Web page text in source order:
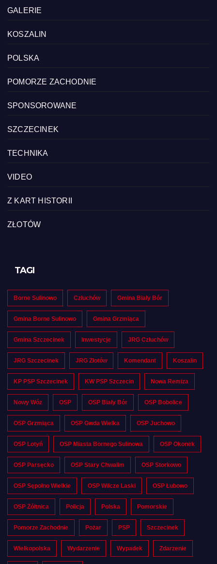
GALERIE
KOSZALIN
POLSKA
POMORZE ZACHODNIE
SPONSOROWANE
SZCZECINEK
TECHNIKA
VIDEO
Z KART HISTORII
ZŁOTÓW
TAGI
Borne Sulinowo Człuchów Gmina Biały Bór
Gmina Borne Sulinowo Gmina Grzmiąca
Gmina Szczecinek Inwestycje JRG Człuchów
JRG Szczecinek JRG Złotów Komendant Koszalin
KP PSP Szczecinek KW PSP Szczecin Nowa Remiza
Nowy Wóz OSP OSP Biały Bór OSP Bobolice
OSP Grzmiąca OSP Gwda Wielka OSP Juchowo
OSP Lotyń OSP Miasta Bornego Sulinowa OSP Okonek
OSP Parsęcko OSP Stary Chwalim OSP Storkowo
OSP Sępolno Wielkie OSP Wilcze Laski OSP Łubowo
OSP Żółtnica Policja Polska Pomorskie
Pomorze Zachodnie Pożar PSP Szczecinek
Wielkopolska Wydarzenie Wypadek Zdarzenie